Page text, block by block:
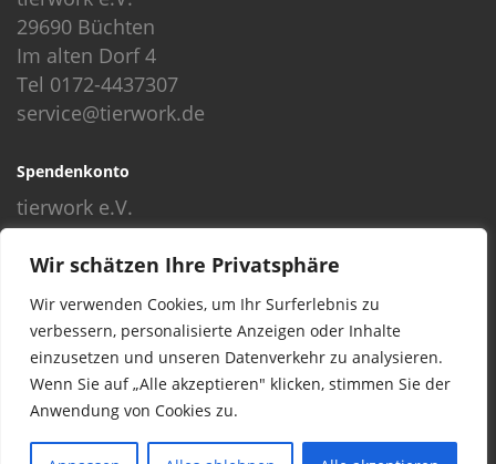
Wir schätzen Ihre Privatsphäre
Wir verwenden Cookies, um Ihr Surferlebnis zu
verbessern, personalisierte Anzeigen oder Inhalte
einzusetzen und unseren Datenverkehr zu analysieren.
Wenn Sie auf „Alle akzeptieren" klicken, stimmen Sie der
Anwendung von Cookies zu.
29690 Büchten
Im alten Dorf 4
Tel 0172-4437307
service@tierwork.de
Spendenkonto
tierwork e.V.
Volksbank
BLZ: 24060300
Konto: 4902218000
IBAN: DE68240603004902218000
BIC: GENODEF1NBU
© 2016 Copyright by tierwork. All rights reserved.